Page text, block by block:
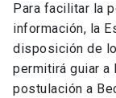
Para facilitar la
información, la
disposición de
permitirá guiar
postulación a